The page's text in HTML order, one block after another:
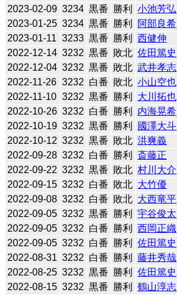
2023-02-09 3234 黒番 勝利 小池芳弘
2023-01-25 3234 黒番 勝利 阿部良希
2023-01-11 3233 黒番 勝利 西健伸
2022-12-14 3232 黒番 敗北 佐田篤史
2022-12-04 3232 黒番 敗北 武井孝志
2022-11-26 3232 白番 敗北 小山空也
2022-11-10 3232 黒番 勝利 大川拓也
2022-10-26 3232 白番 勝利 内海晃希
2022-10-19 3232 黒番 勝利 國澤大斗
2022-10-12 3232 黒番 敗北 洪爽義
2022-09-28 3232 白番 勝利 斎藤正
2022-09-22 3232 黒番 敗北 村川大介
2022-09-15 3232 白番 敗北 大竹優
2022-09-08 3232 白番 敗北 大西竜平
2022-09-05 3232 黒番 勝利 宇谷俊太
2022-09-05 3232 白番 勝利 西岡正織
2022-09-05 3232 白番 勝利 佐田篤史
2022-08-31 3232 白番 勝利 藤井秀哉
2022-08-25 3232 黒番 勝利 佐田篤史
2022-08-15 3232 黒番 勝利 鶴山淳志